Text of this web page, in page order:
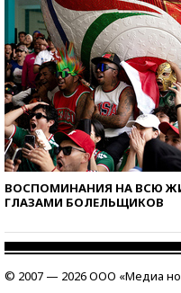
ВОСПОМИНАНИЯ НА ВСЮ
ГЛАЗАМИ БОЛЕЛЬЩИКОВ
© 2007 — 2026 ООО «Медиа